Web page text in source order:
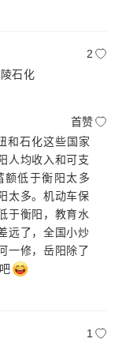
2
石化
首赞
和石化这些国家
人均收入和可支
额低于衡阳太多
太多。机动车保
于衡阳，教育水
远了，全国小炒
一修，岳阳除了
1